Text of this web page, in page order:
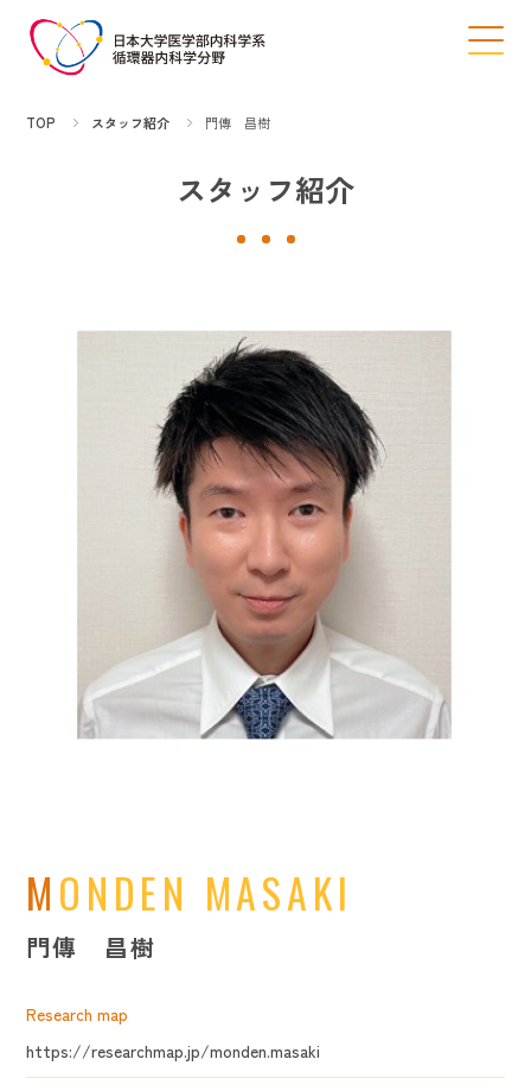
TOP スタッフ紹介 門傳 昌樹
スタッフ紹介
MONDEN MASAKI
門傳 昌樹
Research map
https://researchmap.jp/monden.masaki